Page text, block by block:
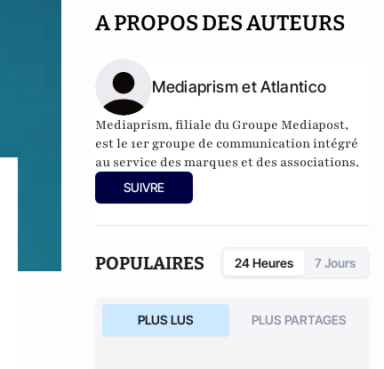
A PROPOS DES AUTEURS
Mediaprism et Atlantico
Mediaprism, filiale du Groupe Mediapost,
est le 1er groupe de communication intégré
au service des marques et des associations.
SUIVRE
POPULAIRES 24 Heures 7 Jours
PLUS LUS PLUS PARTAGES